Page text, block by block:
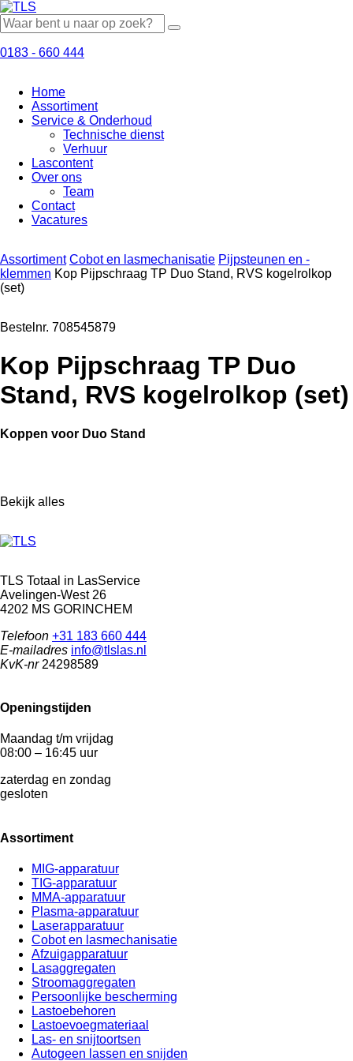
0183 - 660 444
Home
Assortiment
Service & Onderhoud
Technische dienst
Verhuur
Lascontent
Over ons
Team
Contact
Vacatures
Assortiment Cobot en lasmechanisatie Pijpsteunen en -
klemmen Kop Pijpschraag TP Duo Stand, RVS kogelrolkop
(set)
Bestelnr. 708545879
Kop Pijpschraag TP Duo
Stand, RVS kogelrolkop (set)
Koppen voor Duo Stand
Bekijk alles
TLS Totaal in LasService
Avelingen-West 26
4202 MS GORINCHEM
Telefoon +31 183 660 444
E-mailadres info@tlslas.nl
KvK-nr24298589
Openingstijden
Maandag t/m vrijdag
08:00 – 16:45 uur
zaterdag en zondag
gesloten
Assortiment
MIG-apparatuur
TIG-apparatuur
MMA-apparatuur
Plasma-apparatuur
Laserapparatuur
Cobot en lasmechanisatie
Afzuigapparatuur
Lasaggregaten
Stroomaggregaten
Persoonlijke bescherming
Lastoebehoren
Lastoevoegmateriaal
Las- en snijtoortsen
Autogeen lassen en snijden